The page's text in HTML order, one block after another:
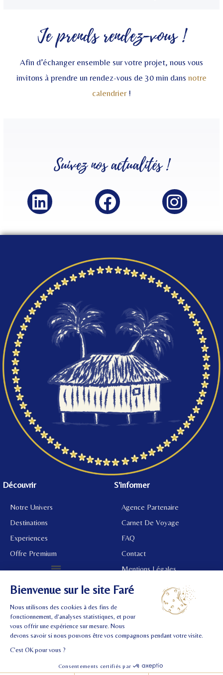
Je prends rendez-vous !
Afin d’échanger ensemble sur votre projet, nous vous
invitons à prendre un rendez-vous de 30 min dans notre
calendrier!
Suivez nosactualités !
Découvrir
Notre Univers
Destinations
Experiences
Offre Premium
S'informer
Agence Partenaire
Carnet De Voyage
FAQ
Contact
Mentions Légales
©2024 Tous droits réservés.